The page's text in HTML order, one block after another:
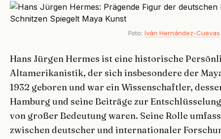
Foto: Iván Hernández-Cuevas
Hans Jürgen Hermes ist eine historische
Altamerikanistik, der sich insbesondere der
1932 geboren und war ein Wissenschaftler,
Hamburg und seine Beiträge zur
von großer Bedeutung waren. Seine Rolle
zwischen deutscher und internationaler